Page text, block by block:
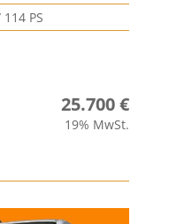
PS
25.700 €
19% MwSt.